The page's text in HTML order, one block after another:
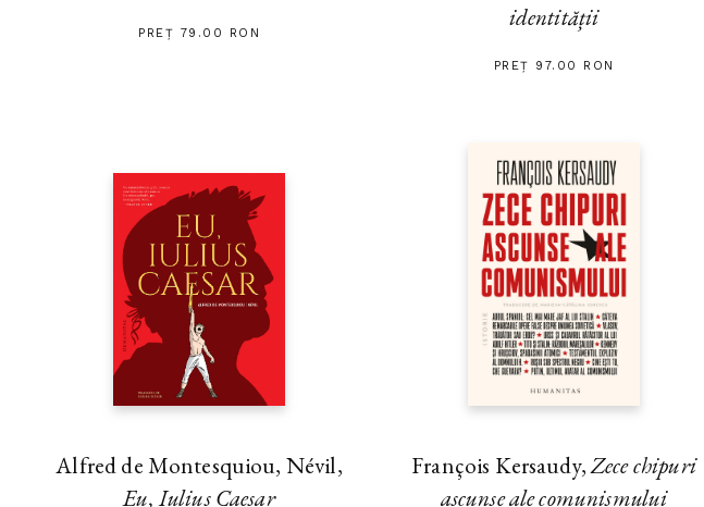
PREȚ 79.00 RON
identității
PREȚ 97.00 RON
Alfred de Montesquiou, Névil,
Eu, Iulius Caesar
François Kersaudy,Zece chipuri
ascunse ale comunismului